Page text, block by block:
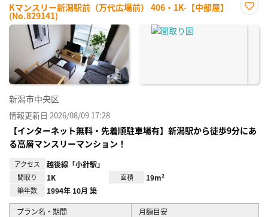
Kマンスリー新潟駅前（万代広場前） 406・1K-【中部屋】
(No.829141)
に入
新潟市中央区
情報更新日 2026/08/09 17:28
【インターネット無料・先着順駐車場有】新潟駅から徒歩9分にあ
る高層マンスリーマンション！
アクセス 越後線「小針駅」
間取り 1K 面積 19m²
築年数 1994年 10月 築
プラン名・期間 月額目安